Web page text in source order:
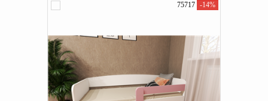
75717 -14%